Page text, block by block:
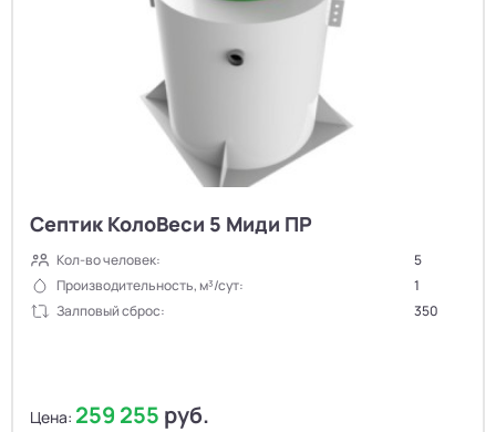
Септик КолоВеси 5 Миди ПР
Кол-во человек:
5
Производительность, м³/сут:
1
Залповый сброс:
350
Цена: 259 255 руб.